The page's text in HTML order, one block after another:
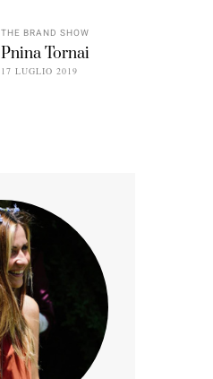
THE BRAND SHOW
Pnina Tornai
17 LUGLIO 2019